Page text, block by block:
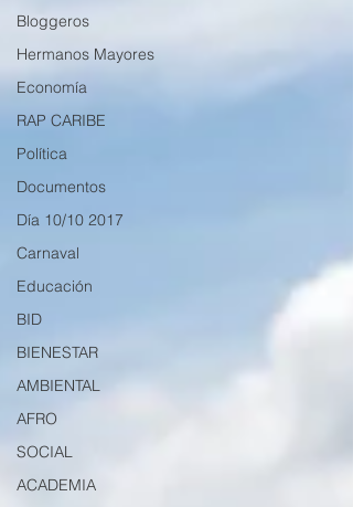
Bloggeros
Hermanos Mayores
Economía
RAP CARIBE
Política
Documentos
Día 10/10 2017
Carnaval
Educación
BID
BIENESTAR
AMBIENTAL
AFRO
SOCIAL
ACADEMIA